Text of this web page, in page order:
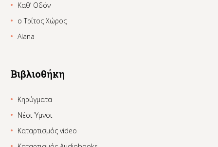
Καθ’ Οδόν
ο Τρίτος Χώρος
Alana
Βιβλιοθήκη
Κηρύγματα
Νέοι Ύμνοι
Καταρτισμός video